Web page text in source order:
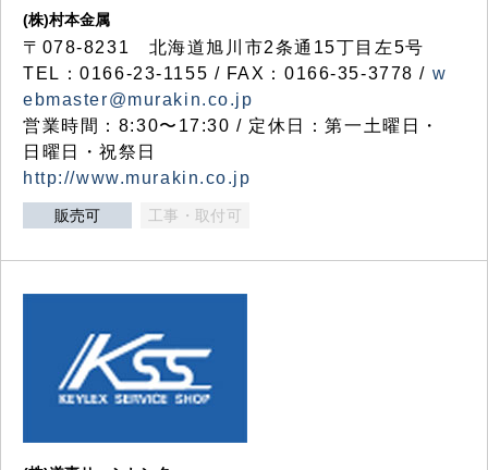
(株)村本金属
〒078-8231 北海道旭川市2条通15丁目左5号
TEL：0166-23-1155 / FAX：0166-35-3778 / w
ebmaster@murakin.co.jp
営業時間：8:30〜17:30 / 定休日：第一土曜日・
日曜日・祝祭日
http://www.murakin.co.jp
販売可 工事・取付可